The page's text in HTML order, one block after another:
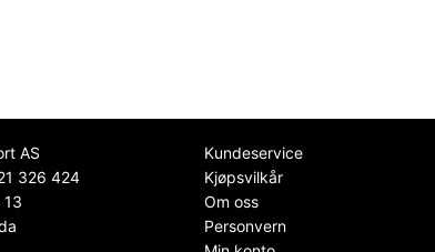
AS
326 424
13
Kundeservice
Kjøpsvilkår
Om oss
Personvern